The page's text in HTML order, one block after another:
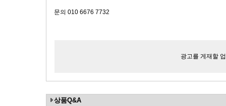
문의 010 6676 7732
광고를 게재할
상품Q&A